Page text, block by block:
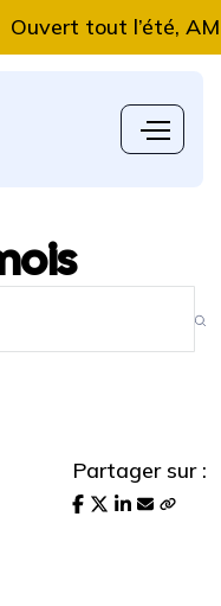
tout l’été, AMBS
Partager sur :